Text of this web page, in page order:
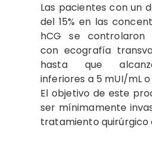
Las pacientes con un
del 15% en las
hCG se controlaron
con ecografía
hasta que
inferiores a 5 mUI/mL
El objetivo de este
ser mínimamente
tratamiento quirúrgico